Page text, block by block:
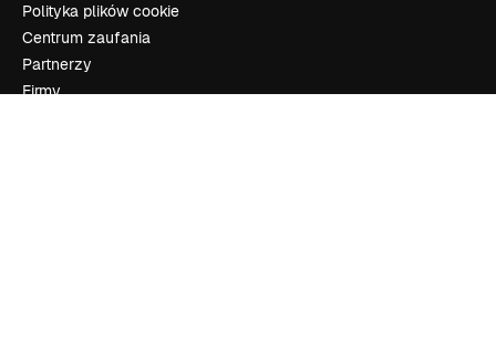
Polityka plików cookie
Centrum zaufania
Partnerzy
Firmy